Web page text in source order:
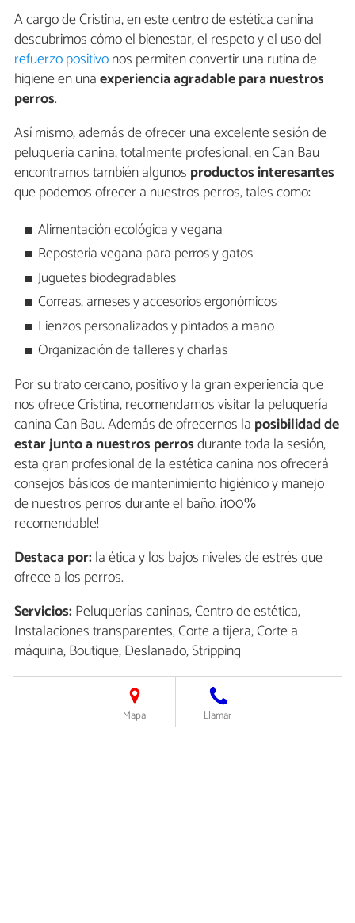
A cargo de Cristina, en este centro de estética canina
descubrimos cómo el bienestar, el respeto y el uso del
refuerzo positivonos permiten convertir una rutina de
higiene en unaexperiencia agradable para nuestros
perros.
Así mismo, además de ofrecer una excelente sesión de
peluquería canina, totalmente profesional, en Can Bau
encontramos también algunos productos interesantes
que podemos ofrecer a nuestros perros, tales como:
Alimentación ecológica y vegana
Repostería vegana para perros y gatos
Juguetes biodegradables
Correas, arneses y accesorios ergonómicos
Lienzos personalizados y pintados a mano
Organización de talleres y charlas
Por su trato cercano, positivo y la gran experiencia que
nos ofrece Cristina, recomendamos visitar la peluquería
canina Can Bau. Además de ofrecernos la posibilidad de
estar junto a nuestros perrosdurante toda la sesión,
esta gran profesional de la estética canina nos ofrecerá
consejos básicos de mantenimiento higiénico y manejo
de nuestros perros durante el baño. ¡100%
recomendable!
Destaca por:la ética y los bajos niveles de estrés que
ofrece a los perros.
Servicios:Peluquerías caninas, Centro de estética,
Instalaciones transparentes, Corte a tijera, Corte a
máquina, Boutique, Deslanado, Stripping
Mapa Llamar